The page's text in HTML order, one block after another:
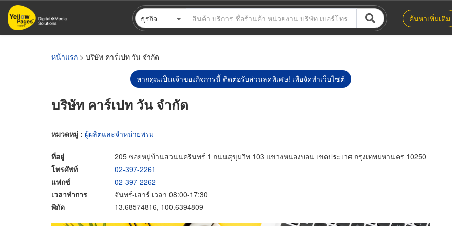
ข้าม
ไป
ธุรกิจ ค้นหาเพิ่มเติม
หน้าแรก > บริษัท คาร์เปท วัน จำกัด
หากคุณเป็นเจ้าของกิจการนี้ ติดต่อรับส่วนลดพิเศษ! เพื่อจัดทำเว็บไซต์
บริษัท คาร์เปท วัน จำกัด
หมวดหมู่ : ผู้ผลิตและจำหน่ายพรม
ที่อยู่
205 ซอยหมู่บ้านสวนนครินทร์ 1 ถนนสุขุมวิท 103 แขวงหนองบอน เขตประเวศ กรุงเทพมหานคร 10250
โทรศัพท์
02-397-2261
แฟกซ์
02-397-2262
เวลาทำการ
จันทร์-เสาร์ เวลา 08:00-17:30
พิกัด
13.68574816, 100.6394809